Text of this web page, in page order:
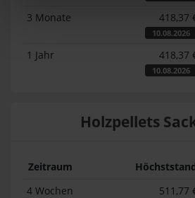
3 Monate 418,37
10.08.2026
1 Jahr 418,37
10.08.2026
Holzpellets
Zeitraum
4 Wochen
511,77